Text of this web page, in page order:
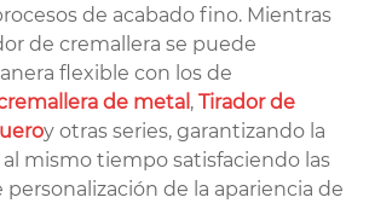
de acabado fino. Mientras
de cremallera se puede
flexible con los de
de metal , Tirador de
y otras series, garantizando la
mismo tiempo satisfaciendo las
personalización de la apariencia de